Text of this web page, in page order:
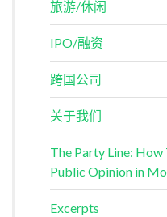
旅游/休闲
IPO/融资
跨国公司
关于我们
The Party Line:
Public Opinion in
Excerpts